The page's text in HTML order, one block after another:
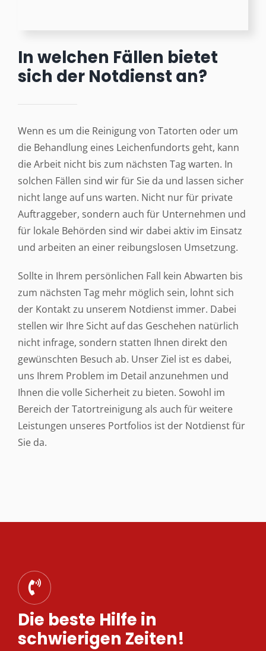
In welchen Fällen bietet
sich der Notdienst an?
Wenn es um die Reinigung von Tatorten oder um
die Behandlung eines Leichenfundorts geht, kann
die Arbeit nicht bis zum nächsten Tag warten. In
solchen Fällen sind wir für Sie da und lassen sicher
nicht lange auf uns warten. Nicht nur für private
Auftraggeber, sondern auch für Unternehmen und
für lokale Behörden sind wir dabei aktiv im Einsatz
und arbeiten an einer reibungslosen Umsetzung.
Sollte in Ihrem persönlichen Fall kein Abwarten bis
zum nächsten Tag mehr möglich sein, lohnt sich
der Kontakt zu unserem Notdienst immer. Dabei
stellen wir Ihre Sicht auf das Geschehen natürlich
nicht infrage, sondern statten Ihnen direkt den
gewünschten Besuch ab. Unser Ziel ist es dabei,
uns Ihrem Problem im Detail anzunehmen und
Ihnen die volle Sicherheit zu bieten. Sowohl im
Bereich der Tatortreinigung als auch für weitere
Leistungen unseres Portfolios ist der Notdienst für
Sie da.
Die beste Hilfe in
schwierigen Zeiten!